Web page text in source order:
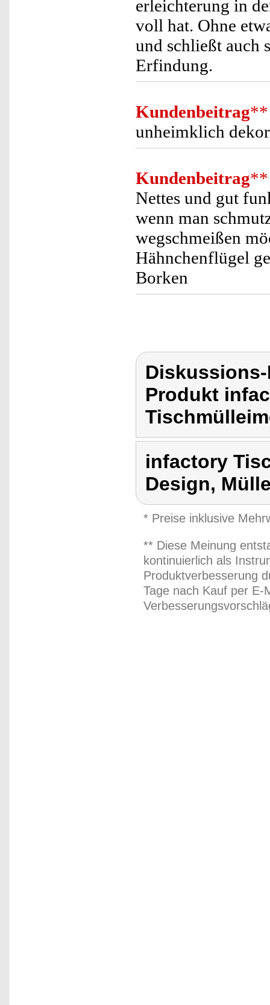
erleichterung in
voll hat. Ohne
und schließt auch
Erfindung.
Kundenbeitrag**
unheimklich
Kundenbeitrag**
Nettes und gut
wenn man
wegschmeißen
Hähnchenflügel
Borken
Produkt
infactory
Design,
* Preise inklusive
** Diese Meinung
kontinuierlich als
Produktverbesserung
Tage nach Kauf per E-